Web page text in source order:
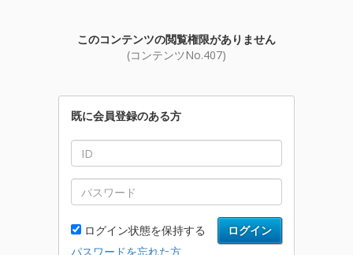
このコンテンツの閲覧権限がありません
(コンテンツNo.407)
既に会員登録のある方
ログイン
ログイン状態を保持する
パスワードを忘れた方